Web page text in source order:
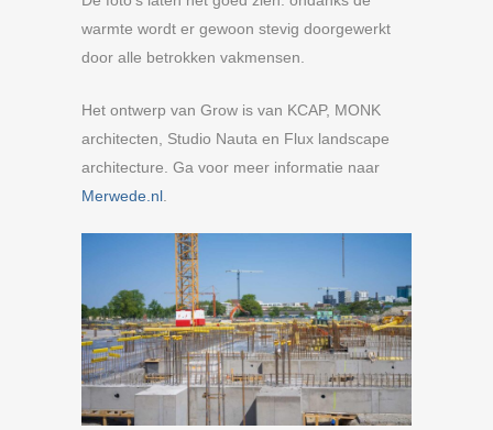
warmte wordt er gewoon stevig doorgewerkt
door alle betrokken vakmensen.
Het ontwerp van Grow is van KCAP, MONK
architecten, Studio Nauta en Flux landscape
architecture. Ga voor meer informatie naar
Merwede.nl